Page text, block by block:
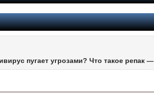
пугает угрозами? Что такое репак —